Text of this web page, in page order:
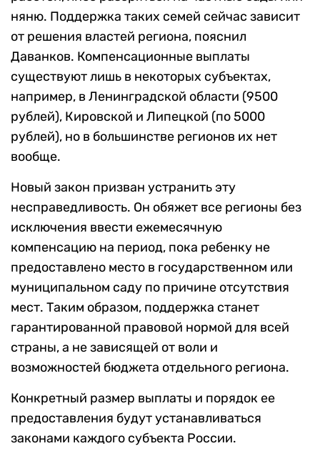
няню. Поддержка таких семей сейчас зависит
от решения властей региона, пояснил
Даванков. Компенсационные выплаты
существуют лишь в некоторых субъектах,
например, в Ленинградской области (9500
рублей), Кировской и Липецкой (по 5000
рублей), но в большинстве регионов их нет
вообще.
Новый закон призван устранить эту
несправедливость. Он обяжет все регионы без
исключения ввести ежемесячную
компенсацию на период, пока ребенку не
предоставлено место в государственном или
муниципальном саду по причине отсутствия
мест. Таким образом, поддержка станет
гарантированной правовой нормой для всей
страны, а не зависящей от воли и
возможностей бюджета отдельного региона.
Конкретный размер выплаты и порядок ее
предоставления будут устанавливаться
законами каждого субъекта России.